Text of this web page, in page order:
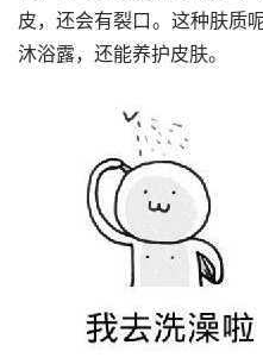
皮，还会有裂口。这种肤质
沐浴露，还能养护皮肤。